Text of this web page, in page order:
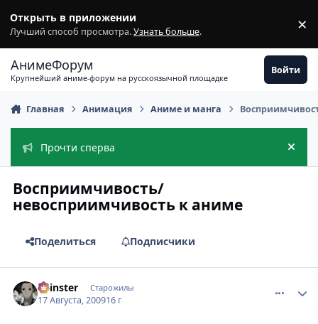
Открыть в приложении
Лучший способ просмотра.Узнать больше. ×
АнимеФорум
Крупнейший аниме-форум на русскоязычной площадке
Войти
Главная Анимация Аниме и манга
Прочти сперва
Восприимчивость/
невосприимчивость к аниме
Поделиться Подписчики
Spinster Старожилы
17 Августа, 200916 г